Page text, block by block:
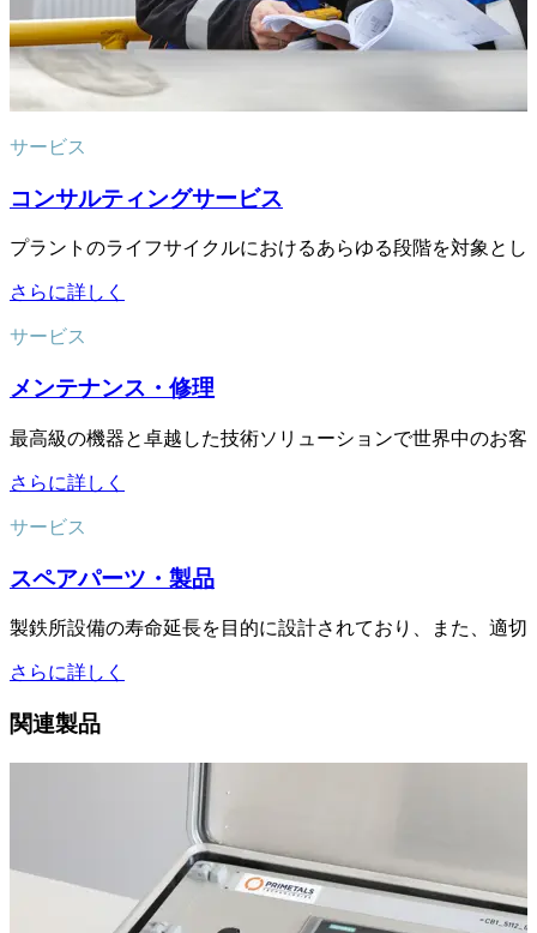
サービス
コンサルティングサービス
プラントのライフサイクルにおけるあらゆる段階を対象と
さらに詳しく
サービス
メンテナンス・修理
最高級の機器と卓越した技術ソリューションで世界中のお客
さらに詳しく
サービス
スペアパーツ・製品
製鉄所設備の寿命延長を目的に設計されており、また、適
さらに詳しく
関連製品